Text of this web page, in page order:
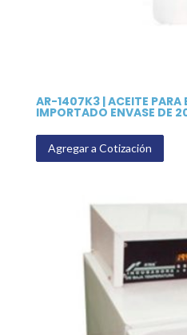
AR-1407K3 | ACEITE PARA
IMPORTADO ENVASE DE
Agregar a Cotización